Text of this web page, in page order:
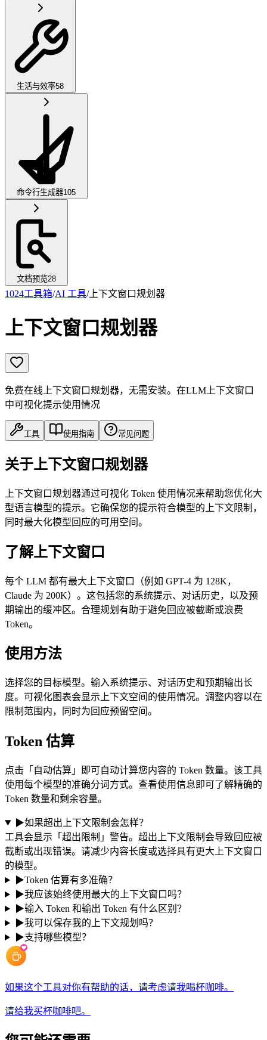
生活与效率58
命令行生成器105
文档预览28
1024工具箱/AI 工具/上下文窗口规划器
上下文窗口规划器
免费在线上下文窗口规划器，无需安装。在LLM上下文窗口
中可视化提示使用情况
工具 使用指南 常见问题
关于上下文窗口规划器
上下文窗口规划器通过可视化 Token 使用情况来帮助您优化大
型语言模型的提示。它确保您的提示符合模型的上下文限制，
同时最大化模型回应的可用空间。
了解上下文窗口
每个 LLM 都有最大上下文窗口（例如 GPT-4 为 128K，
Claude 为 200K）。这包括您的系统提示、对话历史，以及预
期输出的缓冲区。合理规划有助于避免回应被截断或浪费
Token。
使用方法
选择您的目标模型。输入系统提示、对话历史和预期输出长
度。可视化图表会显示上下文空间的使用情况。调整内容以在
限制范围内，同时为回应预留空间。
Token 估算
点击「自动估算」即可自动计算您内容的 Token 数量。该工具
使用每个模型的准确分词方式。查看使用信息即可了解精确的
Token 数量和剩余容量。
▶如果超出上下文限制会怎样？
工具会显示「超出限制」警告。超出上下文限制会导致回应被
截断或出现错误。请减少内容长度或选择具有更大上下文窗口
的模型。
▶Token 估算有多准确？
▶我应该始终使用最大的上下文窗口吗？
▶输入 Token 和输出 Token 有什么区别？
▶我可以保存我的上下文规划吗？
▶支持哪些模型？
如果这个工具对你有帮助的话，请考虑请我喝杯咖啡。
请给我买杯咖啡吧。